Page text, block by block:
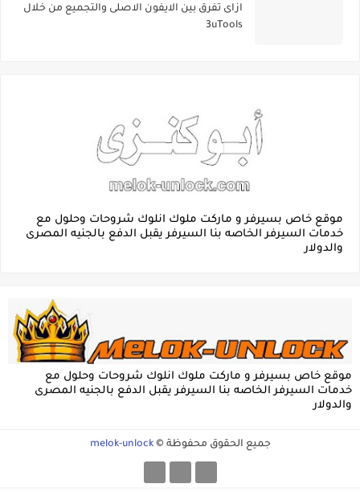
ازاى تفرق بين الايفون الاصلى والتجميع من خلال
3uTools
موقع خاص بسيرفر و ماركت ملوك انلوك شروحات وحلول مع
خدمات السيرفر الخاصه بنا السيرفر يقبل الدفع بالجنيه المصرى
والدولار
موقع خاص بسيرفر و ماركت ملوك انلوك شروحات وحلول مع
خدمات السيرفر الخاصه بنا السيرفر يقبل الدفع بالجنيه المصرى
والدولار
جميع الحقوق محفوظة © melok-unlock